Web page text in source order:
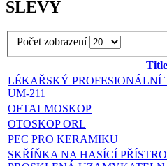
SLEVY
Počet zobrazení
Title
LÉKAŘSKÝ PROFESIONÁLNÍ
UM-211
OFTALMOSKOP
OTOSKOP ORL
PEC PRO KERAMIKU
SKŘÍŇKA NA HASÍCÍ